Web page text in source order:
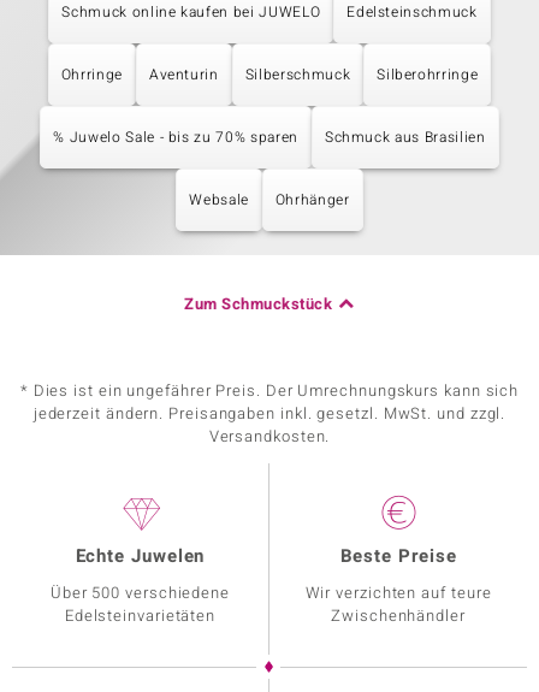
Schmuck online kaufen bei JUWELO Edelsteinschmuck
Ohrringe Aventurin Silberschmuck Silberohrringe
% Juwelo Sale - bis zu 70% sparen Schmuck aus Brasilien
Websale Ohrhänger
Zum Schmuckstück
* Dies ist ein ungefährer Preis. Der Umrechnungskurs kann sich
jederzeit ändern. Preisangaben inkl. gesetzl. MwSt. und zzgl.
Versandkosten.
Echte Juwelen
Über 500 verschiedene
Edelsteinvarietäten
Beste Preise
Wir verzichten auf teure
Zwischenhändler